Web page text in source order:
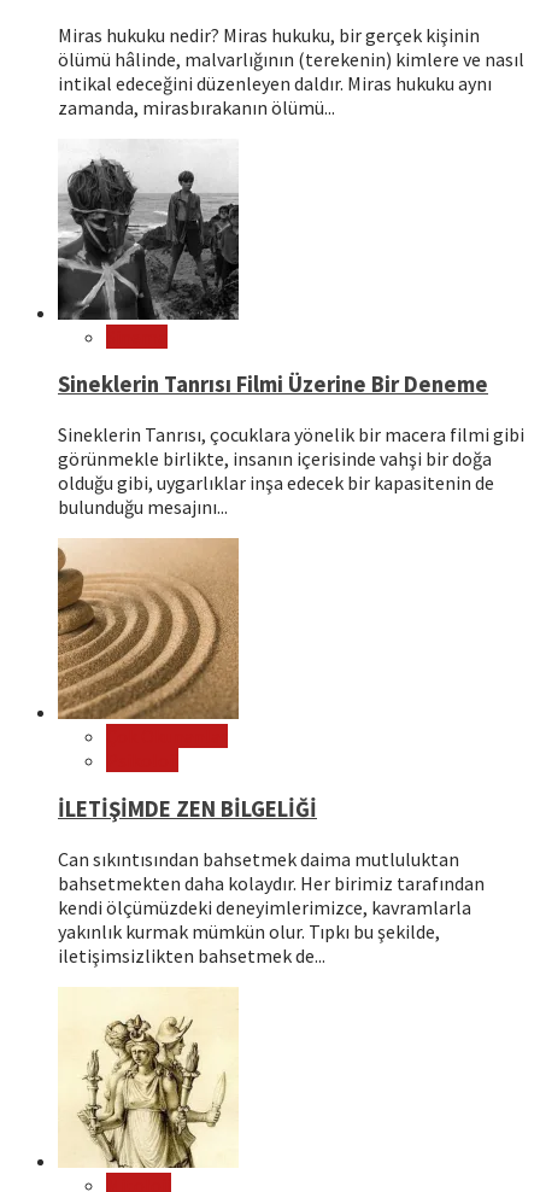
Miras hukuku nedir? Miras hukuku, bir gerçek kişinin
ölümü hâlinde, malvarlığının (terekenin) kimlere ve nasıl
intikal edeceğini düzenleyen daldır. Miras hukuku aynı
zamanda, mirasbırakanın ölümü...
Sineklerin Tanrısı Filmi Üzerine Bir Deneme
Sineklerin Tanrısı, çocuklara yönelik bir macera filmi gibi
görünmekle birlikte, insanın içerisinde vahşi bir doğa
olduğu gibi, uygarlıklar inşa edecek bir kapasitenin de
bulunduğu mesajını...
İLETİŞİMDE ZEN BİLGELİĞİ
Can sıkıntısından bahsetmek daima mutluluktan
bahsetmekten daha kolaydır. Her birimiz tarafından
kendi ölçümüzdeki deneyimlerimizce, kavramlarla
yakınlık kurmak mümkün olur. Tıpkı bu şekilde,
iletişimsizlikten bahsetmek de...